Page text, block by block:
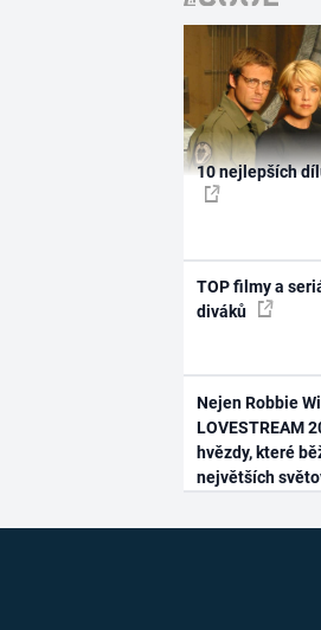
10 nejlepších
TOP filmy a
diváků
Nejen Robbie
LOVESTREAM
hvězdy, které
největších